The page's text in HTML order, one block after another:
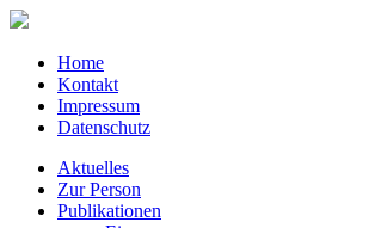
Home
Kontakt
Impressum
Datenschutz
Aktuelles
Zur Person
Publikationen